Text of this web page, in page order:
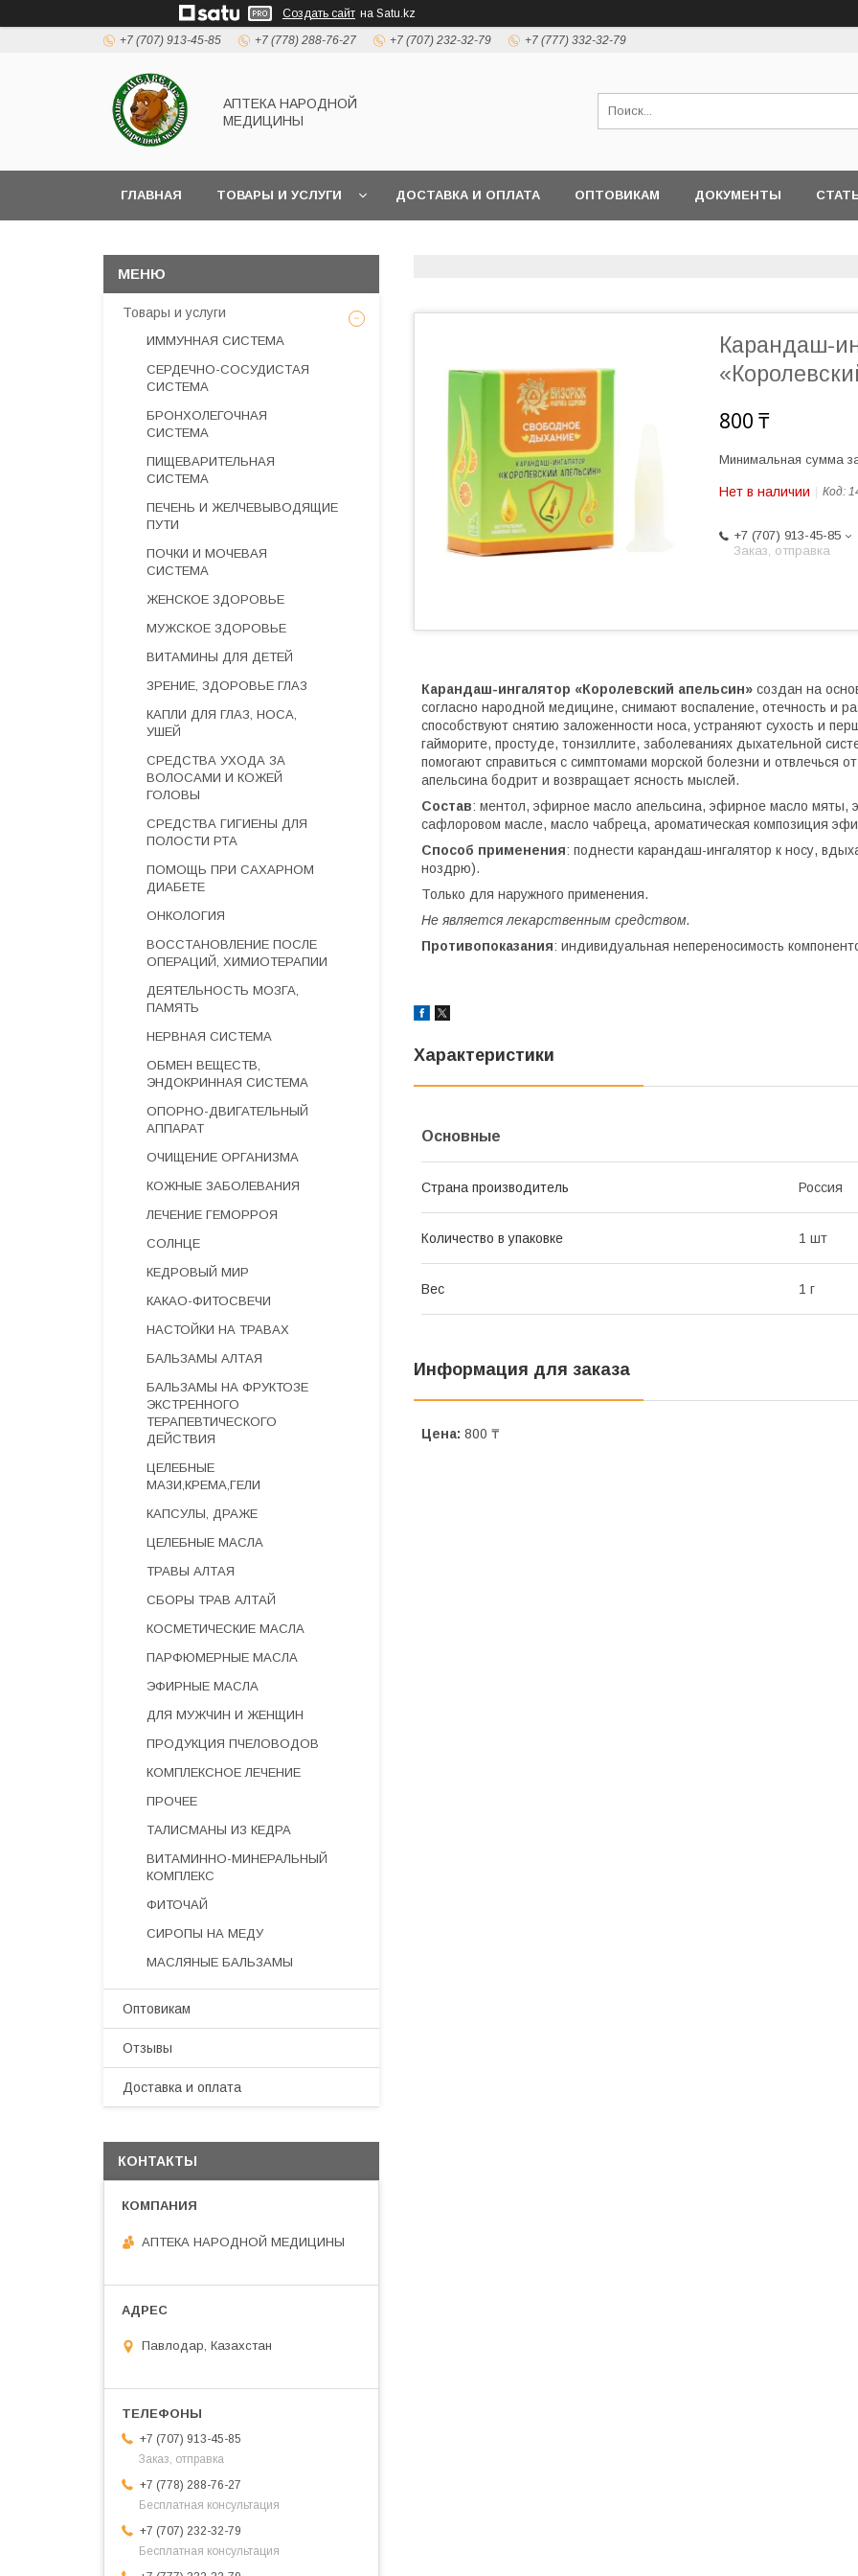
Создать сайт на Satu.kz
+7 (707) 913-45-85 +7 (778) 288-76-27 +7 (707) 232-32-79 +7 (777) 332-32-79
АПТЕКА НАРОДНОЙ
МЕДИЦИНЫ
ГЛАВНАЯ ТОВАРЫ И УСЛУГИ ДОСТАВКА И ОПЛАТА ОПТОВИКАМ ДОКУМЕНТЫ
Карандаш-
800 ₸
Минимальная сумма
Нет в наличии Код:
+7 (707) 913-45-85
Заказ, отправка
Карандаш-ингалятор «Королевский апельсин» создан на
согласно народной медицине, снимают воспаление, отечность и
способствуют снятию заложенности носа, устраняют сухость и
гайморите, простуде, тонзиллите, заболеваниях дыхательной
помогают справиться с симптомами морской болезни и отвлечься
апельсина бодрит и возвращает ясность мыслей.
Состав: ментол, эфирное масло апельсина, эфирное масло мяты,
сафлоровом масле, масло чабреца, ароматическая композиция
Способ применения: поднести карандаш-ингалятор к носу,
ноздрю).
Только для наружного применения.
Не является лекарственным средством.
Противопоказания: индивидуальная непереносимость
Характеристики
Основные
Страна производитель Россия
Количество в упаковке 1 шт
Вес 1 г
Информация для заказа
Цена: 800 ₸
Товары и услуги
ИММУННАЯ СИСТЕМА
СЕРДЕЧНО-СОСУДИСТАЯ
СИСТЕМА
БРОНХОЛЕГОЧНАЯ
СИСТЕМА
ПИЩЕВАРИТЕЛЬНАЯ
СИСТЕМА
ПЕЧЕНЬ И ЖЕЛЧЕВЫВОДЯЩИЕ
ПУТИ
ПОЧКИ И МОЧЕВАЯ
СИСТЕМА
ЖЕНСКОЕ ЗДОРОВЬЕ
МУЖСКОЕ ЗДОРОВЬЕ
ВИТАМИНЫ ДЛЯ ДЕТЕЙ
ЗРЕНИЕ, ЗДОРОВЬЕ ГЛАЗ
КАПЛИ ДЛЯ ГЛАЗ, НОСА,
УШЕЙ
СРЕДСТВА УХОДА ЗА
ВОЛОСАМИ И КОЖЕЙ
ГОЛОВЫ
СРЕДСТВА ГИГИЕНЫ ДЛЯ
ПОЛОСТИ РТА
ПОМОЩЬ ПРИ САХАРНОМ
ДИАБЕТЕ
ОНКОЛОГИЯ
ВОССТАНОВЛЕНИЕ ПОСЛЕ
ОПЕРАЦИЙ, ХИМИОТЕРАПИИ
ДЕЯТЕЛЬНОСТЬ МОЗГА,
ПАМЯТЬ
НЕРВНАЯ СИСТЕМА
ОБМЕН ВЕЩЕСТВ,
ЭНДОКРИННАЯ СИСТЕМА
ОПОРНО-ДВИГАТЕЛЬНЫЙ
АППАРАТ
ОЧИЩЕНИЕ ОРГАНИЗМА
КОЖНЫЕ ЗАБОЛЕВАНИЯ
ЛЕЧЕНИЕ ГЕМОРРОЯ
СОЛНЦЕ
КЕДРОВЫЙ МИР
КАКАО-ФИТОСВЕЧИ
НАСТОЙКИ НА ТРАВАХ
БАЛЬЗАМЫ АЛТАЯ
БАЛЬЗАМЫ НА ФРУКТОЗЕ
ЭКСТРЕННОГО
ТЕРАПЕВТИЧЕСКОГО
ДЕЙСТВИЯ
ЦЕЛЕБНЫЕ
МАЗИ,КРЕМА,ГЕЛИ
КАПСУЛЫ, ДРАЖЕ
ЦЕЛЕБНЫЕ МАСЛА
ТРАВЫ АЛТАЯ
СБОРЫ ТРАВ АЛТАЙ
КОСМЕТИЧЕСКИЕ МАСЛА
ПАРФЮМЕРНЫЕ МАСЛА
ЭФИРНЫЕ МАСЛА
ДЛЯ МУЖЧИН И ЖЕНЩИН
ПРОДУКЦИЯ ПЧЕЛОВОДОВ
КОМПЛЕКСНОЕ ЛЕЧЕНИЕ
ПРОЧЕЕ
ТАЛИСМАНЫ ИЗ КЕДРА
ВИТАМИННО-МИНЕРАЛЬНЫЙ
КОМПЛЕКС
ФИТОЧАЙ
СИРОПЫ НА МЕДУ
МАСЛЯНЫЕ БАЛЬЗАМЫ
Оптовикам
Отзывы
Доставка и оплата
КОНТАКТЫ
АПТЕКА НАРОДНОЙ МЕДИЦИНЫ
Павлодар, Казахстан
+7 (707) 913-45-85
Заказ, отправка
+7 (778) 288-76-27
Бесплатная консультация
+7 (707) 232-32-79
Бесплатная консультация